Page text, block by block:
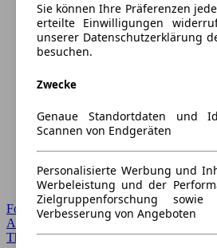
Forum Startseite
Alle Auto-Foren
Themen-Forum
Sie können Ihre Präferenzen
erteilte Einwilligungen
unserer Datenschutzerklärung
besuchen.
Zwecke
Genaue Standortdaten und
Scannen von Endgeräten
Personalisierte Werbung und
Werbeleistung und der
Zielgruppenforschung
Verbesserung von Angeboten